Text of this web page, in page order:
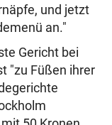
und jetzt
an."
Gericht bei
"zu Füßen ihrer